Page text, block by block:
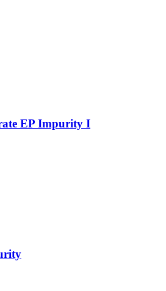
EP Impurity I